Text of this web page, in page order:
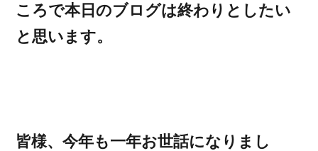
ころで本日のブログは終わりとしたい
と思います。
皆様、今年も一年お世話になりまし